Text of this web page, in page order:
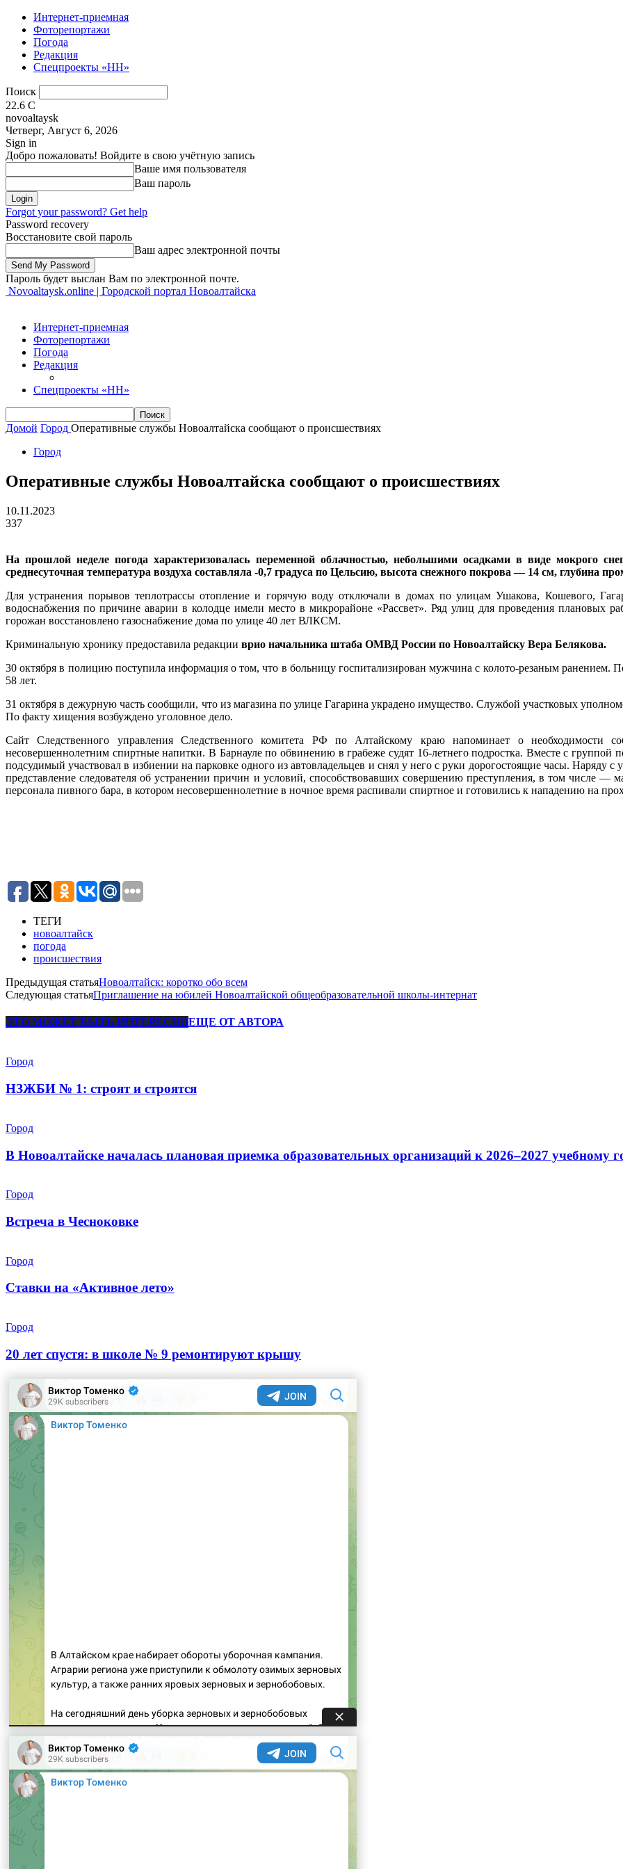
Интернет-приемная
Фоторепортажи
Погода
Редакция
Спецпроекты «НН»
Поиск
22.6 C
novoaltaysk
Четверг, Август 6, 2026
Sign in
Добро пожаловать! Войдите в свою учётную запись
Ваше имя пользователя
Ваш пароль
Forgot your password? Get help
Password recovery
Восстановите свой пароль
Ваш адрес электронной почты
Пароль будет выслан Вам по электронной почте.
Novoaltaysk.online | Городской портал Новоалтайска
Интернет-приемная
Фоторепортажи
Погода
Редакция
Спецпроекты «НН»
Домой Город Оперативные службы Новоалтайска сообщают о происшествиях
Город
Оперативные службы Новоалтайска сообщают о происшествиях
10.11.2023
337
На прошлой неделе погода характеризовалась переменной облачностью, небольшими осадками в виде мокрого
среднесуточная температура воздуха составляла -0,7 градуса по Цельсию, высота снежного покрова — 14 см, глубина
Для устранения порывов теплотрассы отопление и горячую воду отключали в домах по улицам Ушакова, Кошевого,
водоснабжения по причине аварии в колодце имели место в микрорайоне «Рассвет». Ряд улиц для проведения плановых
горожан восстановлено газоснабжение дома по улице 40 лет ВЛКСМ.
Криминальную хронику предоставила редакции врио начальника штаба ОМВД России по Новоалтайску Вера Белякова.
30 октября в полицию поступила информация о том, что в больницу госпитализирован мужчина с колото-резаным ранением.
58 лет.
31 октября в дежурную часть сообщили, что из магазина по улице Гагарина украдено имущество. Службой участковых
По факту хищения возбуждено уголовное дело.
Сайт Следственного управления Следственного комитета РФ по Алтайскому краю напоминает о необходимости
несовершеннолетним спиртные напитки. В Барнауле по обвинению в грабеже судят 16-летнего подростка. Вместе с группой
подсудимый участвовал в избиении на парковке одного из автовладельцев и снял у него с руки дорогостоящие часы. Наряду
представление следователя об устранении причин и условий, способствовавших совершению преступления, в том числе —
персонала пивного бара, в котором несовершеннолетние в ночное время распивали спиртное и готовились к нападению на
ТЕГИ
новоалтайск
погода
происшествия
Предыдущая статьяНовоалтайск: коротко обо всем
Следующая статьяПриглашение на юбилей Новоалтайской общеобразовательной школы-интернат
ЭТО МОЖЕТ БЫТЬ ИНТЕРЕСНОЕЩЕ ОТ АВТОРА
Город
НЗЖБИ № 1: строят и строятся
Город
В Новоалтайске началась плановая приемка образовательных организаций к 2026–2027 учебному
Город
Встреча в Чесноковке
Город
Ставки на «Активное лето»
Город
20 лет спустя: в школе № 9 ремонтируют крышу